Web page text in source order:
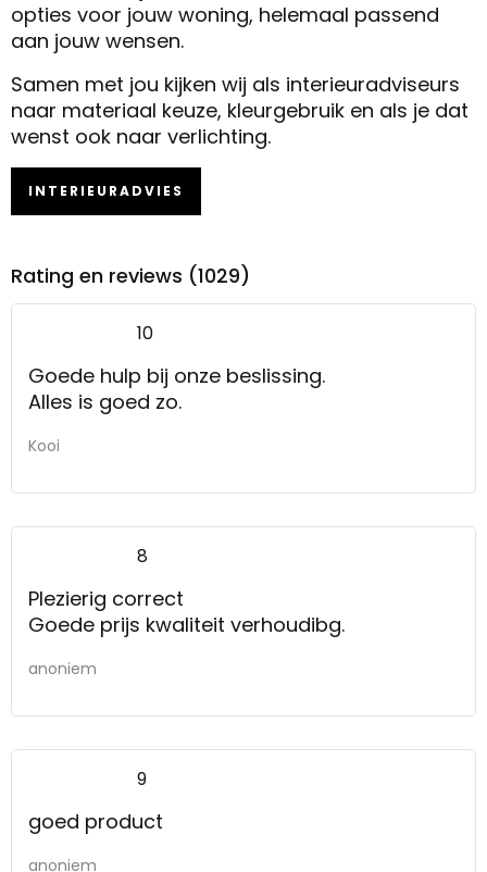
opties voor jouw woning, helemaal passend
aan jouw wensen.
Samen met jou kijken wij als interieuradviseurs
naar materiaal keuze, kleurgebruik en als je dat
wenst ook naar verlichting.
INTERIEURADVIES
Rating en reviews (1029)
10
Goede hulp bij onze beslissing.
Alles is goed zo.
Kooi
8
Plezierig correct
Goede prijs kwaliteit verhoudibg.
anoniem
9
goed product
anoniem